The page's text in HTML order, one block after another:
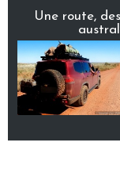
Une route,